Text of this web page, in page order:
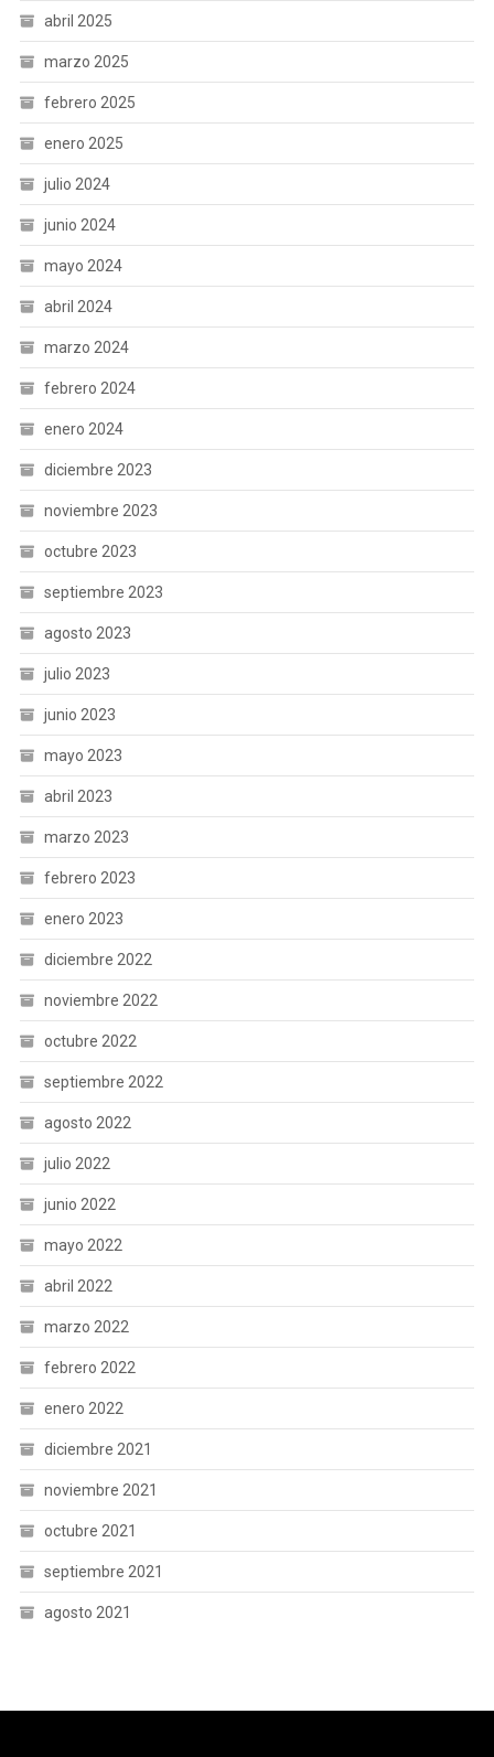
abril 2025
marzo 2025
febrero 2025
enero 2025
julio 2024
junio 2024
mayo 2024
abril 2024
marzo 2024
febrero 2024
enero 2024
diciembre 2023
noviembre 2023
octubre 2023
septiembre 2023
agosto 2023
julio 2023
junio 2023
mayo 2023
abril 2023
marzo 2023
febrero 2023
enero 2023
diciembre 2022
noviembre 2022
octubre 2022
septiembre 2022
agosto 2022
julio 2022
junio 2022
mayo 2022
abril 2022
marzo 2022
febrero 2022
enero 2022
diciembre 2021
noviembre 2021
octubre 2021
septiembre 2021
agosto 2021